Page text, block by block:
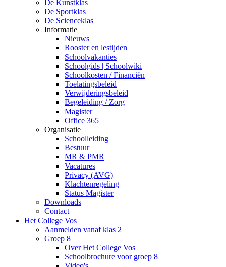
De Kunstklas
De Sportklas
De Scienceklas
Informatie
Nieuws
Rooster en lestijden
Schoolvakanties
Schoolgids | Schoolwiki
Schoolkosten / Financiën
Toelatingsbeleid
Verwijderingsbeleid
Begeleiding / Zorg
Magister
Office 365
Organisatie
Schoolleiding
Bestuur
MR & PMR
Vacatures
Privacy (AVG)
Klachtenregeling
Status Magister
Downloads
Contact
Het College Vos
Aanmelden vanaf klas 2
Groep 8
Over Het College Vos
Schoolbrochure voor groep 8